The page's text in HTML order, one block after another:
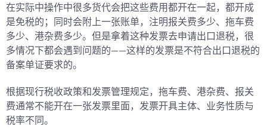
在实际中操作中很多货代会把这些费用都开在一起，都开成
是免税的；同时会附上一张账单，注明报关费多少、拖车费
多少、港杂费多少。但是拿着这种发票去申请出口退税，很
多情况下都会遇到问题的——这样的发票是不符合出口退税的
备案单证要求的。
根据现行税收政策和发票管理规定，拖车费、港杂费、报关
费通常不能开在一张发票里面，发票开具主体、业务性质与
税率不同。